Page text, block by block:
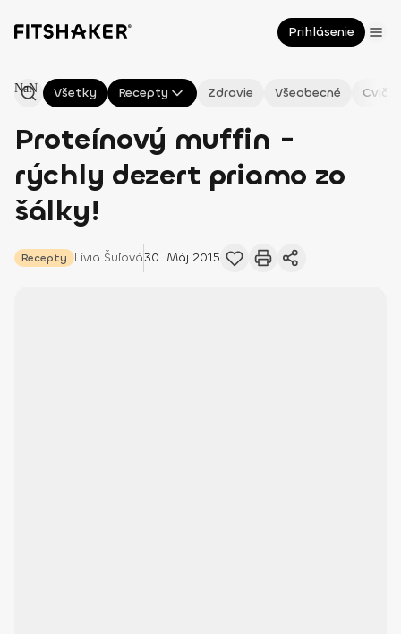
Prihlásenie
Všetky Recepty Zdravie Všeobecné
Proteínový muffin -
rýchly dezert priamo zo
šálky!
Recepty Lívia Šuľová30. Máj 2015
NaN